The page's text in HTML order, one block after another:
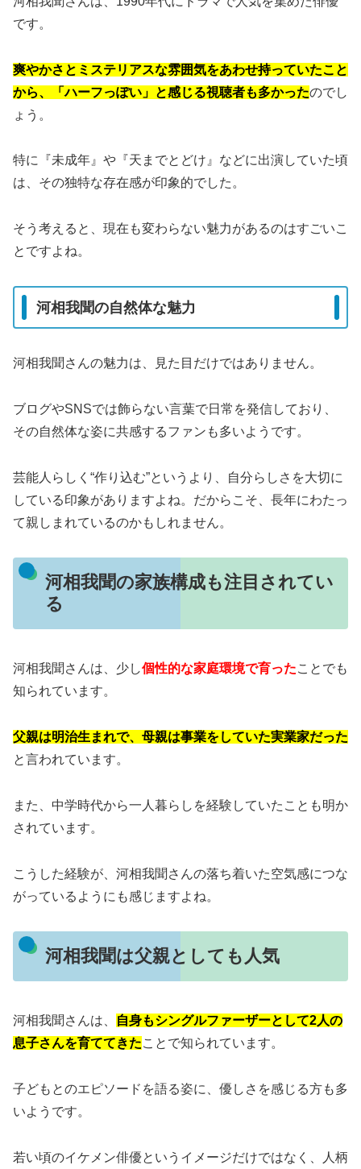
です。
爽やかさとミステリアスな雰囲気をあわせ持っていたこと
から、「ハーフっぽい」と感じる視聴者も多かったのでし
ょう。
特に『未成年』や『天までとどけ』などに出演していた頃
は、その独特な存在感が印象的でした。
そう考えると、現在も変わらない魅力があるのはすごいこ
とですよね。
河相我聞の自然体な魅力
河相我聞さんの魅力は、見た目だけではありません。
ブログやSNSでは飾らない言葉で日常を発信しており、
その自然体な姿に共感するファンも多いようです。
芸能人らしく“作り込む”というより、自分らしさを大切に
している印象がありますよね。だからこそ、長年にわたっ
て親しまれているのかもしれません。
河相我聞の家族構成も注目されてい
る
河相我聞さんは、少し個性的な家庭環境で育ったことでも
知られています。
父親は明治生まれで、母親は事業をしていた実業家だった
と言われています。
また、中学時代から一人暮らしを経験していたことも明か
されています。
こうした経験が、河相我聞さんの落ち着いた空気感につな
がっているようにも感じますよね。
河相我聞は父親としても人気
河相我聞さんは、
自身もシングルファーザーとして2人の
息子さんを育ててきたことで知られています。
子どもとのエピソードを語る姿に、優しさを感じる方も多
いようです。
若い頃のイケメン俳優というイメージだけではなく、人柄